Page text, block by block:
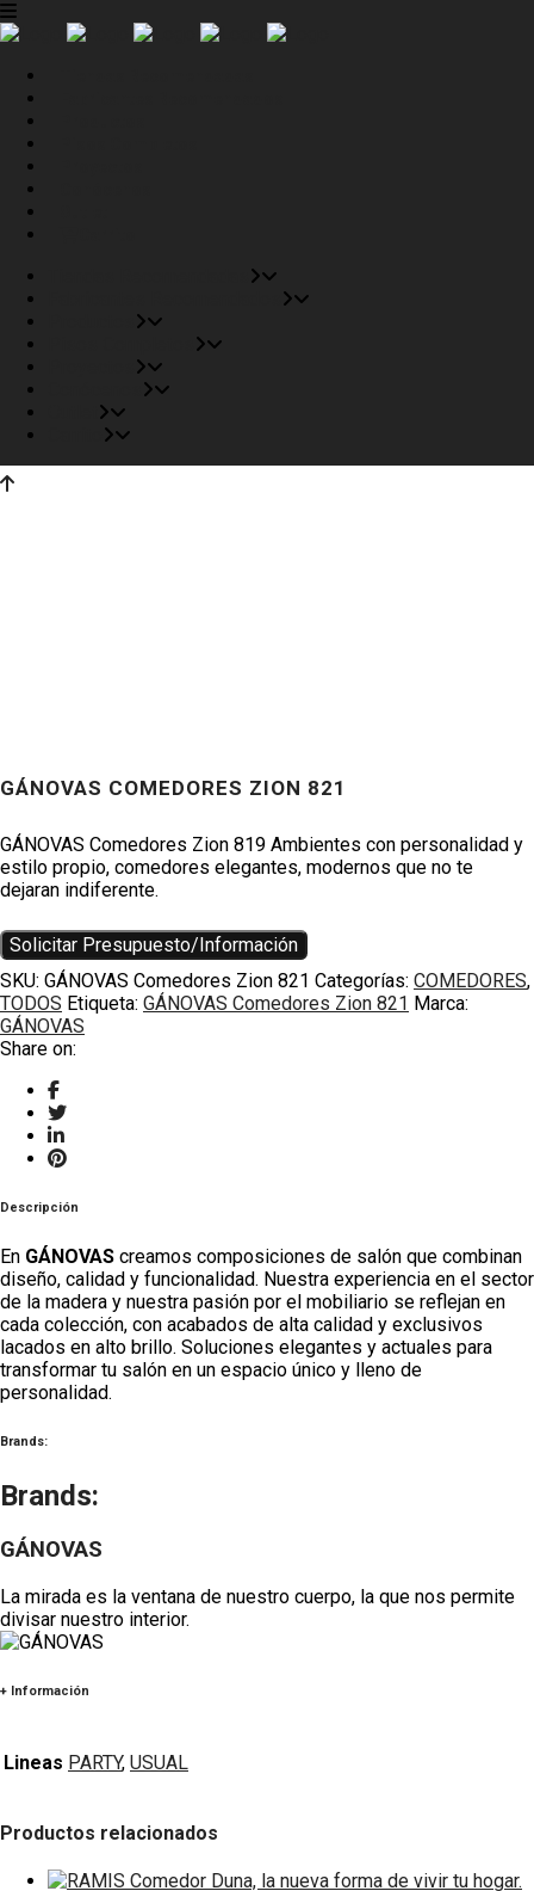
Productos
GÁNOVAS COMEDORES ZION 821
GÁNOVAS Comedores Zion 819 Ambientes con personalidad y
estilo propio, comedores elegantes, modernos que no te
dejaran indiferente.
Solicitar Presupuesto/Información
SKU: GÁNOVAS Comedores Zion 821 Categorías: COMEDORES,
TODOS Etiqueta: GÁNOVAS Comedores Zion 821 Marca:
GÁNOVAS
Share on:
Descripción
En GÁNOVAS creamos composiciones de salón que combinan
diseño, calidad y funcionalidad. Nuestra experiencia en el sector
de la madera y nuestra pasión por el mobiliario se reflejan en
cada colección, con acabados de alta calidad y exclusivos
lacados en alto brillo. Soluciones elegantes y actuales para
transformar tu salón en un espacio único y lleno de
personalidad.
Brands:
Brands:
GÁNOVAS
La mirada es la ventana de nuestro cuerpo, la que nos permite
divisar nuestro interior.
+ Información
Lineas PARTY, USUAL
Productos relacionados